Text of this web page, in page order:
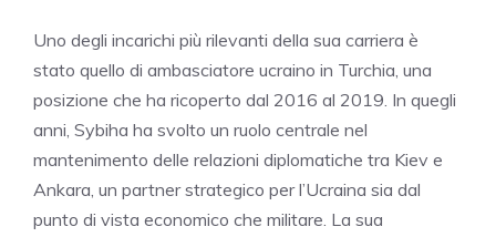
Uno degli incarichi più rilevanti della sua carriera è
stato quello di ambasciatore ucraino in Turchia, una
posizione che ha ricoperto dal 2016 al 2019. In quegli
anni, Sybiha ha svolto un ruolo centrale nel
mantenimento delle relazioni diplomatiche tra Kiev e
Ankara, un partner strategico per l’Ucraina sia dal
punto di vista economico che militare. La sua